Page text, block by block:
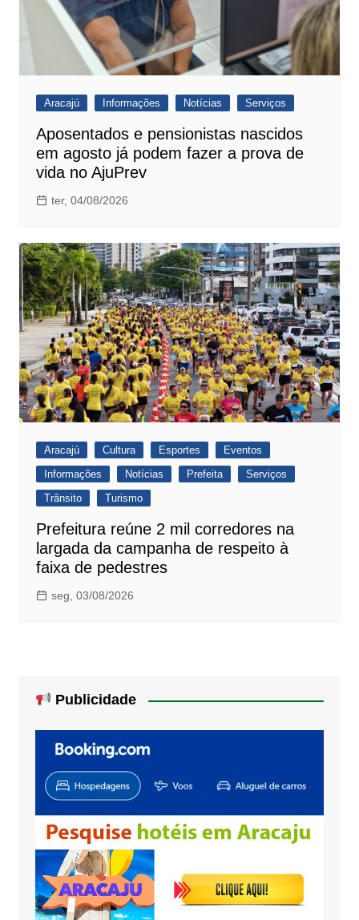
Aracajú Informações Notícias Serviços
Aposentados e pensionistas nascidos
em agosto já podem fazer a prova de
vida no AjuPrev
ter, 04/08/2026
Aracajú Cultura Esportes
Eventos
Informações
Notícias Prefeita
Serviços
Trânsito
Turismo
Prefeitura reúne 2 mil corredores na
largada da campanha de respeito à
faixa de pedestres
seg, 03/08/2026
Publicidade